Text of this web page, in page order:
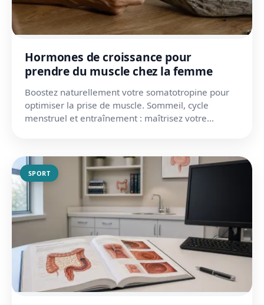
Hormones de croissance pour
prendre du muscle chez la femme
Boostez naturellement votre somatotropine pour
optimiser la prise de muscle. Sommeil, cycle
menstruel et entraînement : maîtrisez votre
SPORT